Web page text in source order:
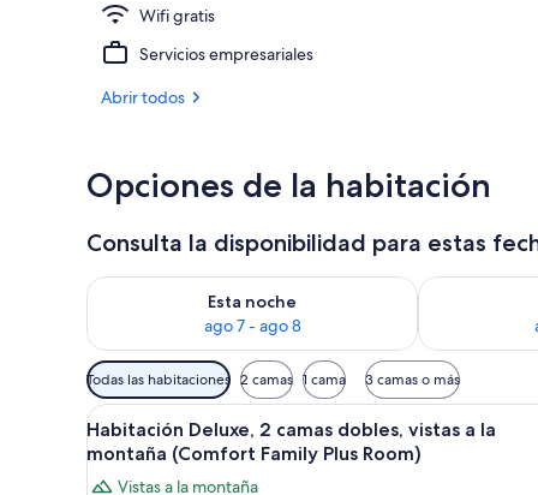
Wifi gratis
Servicios empresariales
Abrir todos
Opciones de la habitación
Consulta la disponibilidad para estas
Esta noche
ago 7 - ago 8
Consulta la disponibilidad para esta noche, ago 7 -
Consulta la
Filtros
disponibles
para
las
habitaciones
Todas las habitaciones 2 camas 1 cama 3 camas o más
Abrir
todas
Habitación de hotel con dos
4
Habitación Deluxe, 2 camas dobles, vistas a la
montaña (Comfort Family Plus Room)
Vistas a la montaña